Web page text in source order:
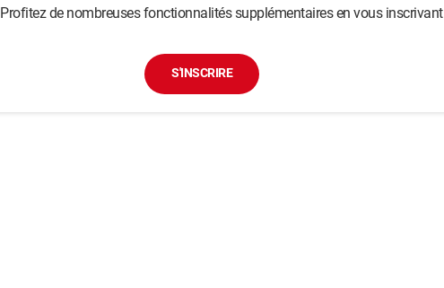
Profitez de nombreuses fonctionnalités supplémentaires en vous inscrivant
S'INSCRIRE